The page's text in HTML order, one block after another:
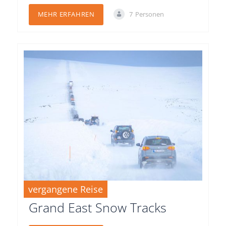
MEHR ERFAHREN 7 Personen
vergangene Reise
17.01.2026-18.01.2026
Grand East Snow Tracks